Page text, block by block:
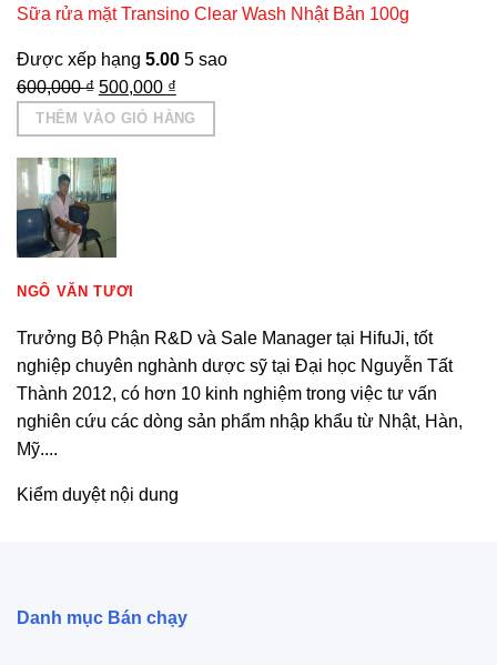
Sữa rửa mặt Transino Clear Wash Nhật Bản 100g
Được xếp hạng 5.005 sao
600,000₫ Giá
gốc
là:
600,000 ₫.
500,000 ₫Giá
hiện
tại
THÊM VÀO GIỎ HÀNG
NGÔ VĂN TƯƠI
Trưởng Bộ Phận R&D và Sale Manager tại HifuJi, tốt
nghiệp chuyên nghành dược sỹ tại Đại học Nguyễn Tất
Thành 2012, có hơn 10 kinh nghiệm trong việc tư vấn
nghiên cứu các dòng sản phẩm nhập khẩu từ Nhật, Hàn,
Mỹ....
Kiểm duyệt nội dung
Danh mục Bán chạy